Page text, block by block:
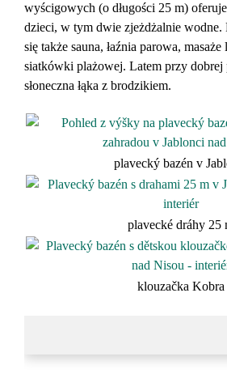
wyścigowych (o długości 25 m)
dzieci, w tym dwie zjeżdżalnie wodne.
się także sauna, łaźnia parowa,
siatkówki plażowej. Latem przy dobrej
słoneczna łąka z brodzikiem.
plavecký bazén v
plavecké dráhy 25
klouzačka Kobra